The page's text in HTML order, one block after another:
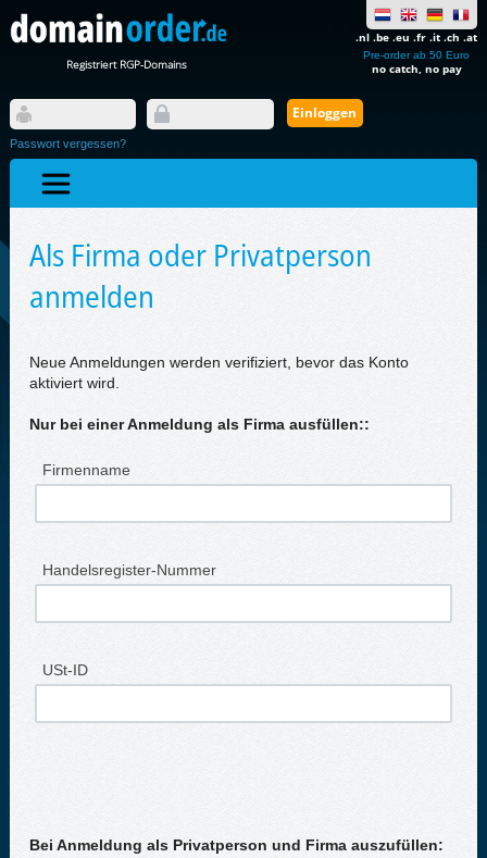
Registriert RGP-Domains
.nl .be .eu .fr .it .ch .at
Pre-order ab 50 Euro
no catch, no pay
Passwort vergessen?
Als Firma oder Privatperson
anmelden
Neue Anmeldungen werden verifiziert, bevor das Konto
aktiviert wird.
Nur bei einer Anmeldung als Firma ausfüllen::
Firmenname
Handelsregister-Nummer
USt-ID
Bei Anmeldung als Privatperson und Firma auszufüllen: